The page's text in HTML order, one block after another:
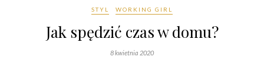
STYL WORKING GIRL
Jak spędzić czas w domu?
8 kwietnia 2020